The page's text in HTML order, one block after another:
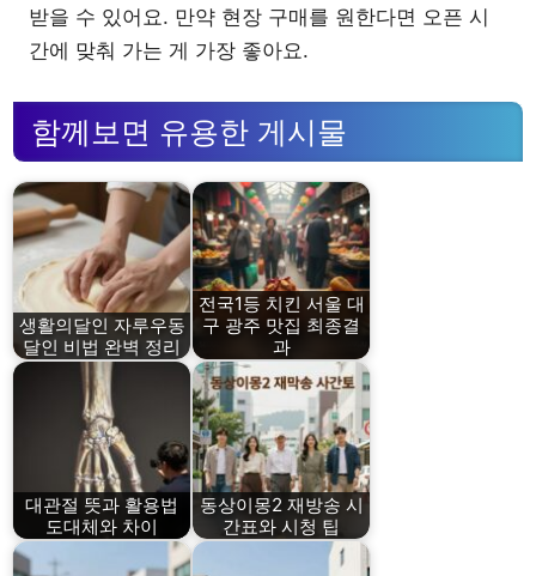
받을 수 있어요. 만약 현장 구매를 원한다면 오픈 시
간에 맞춰 가는 게 가장 좋아요.
함께보면 유용한 게시물
생활의달인 자루우동
달인 비법 완벽 정리
전국1등 치킨 서울 대
구 광주 맛집 최종결
과
대관절 뜻과 활용법
도대체와 차이
동상이몽2 재방송 시
간표와 시청 팁